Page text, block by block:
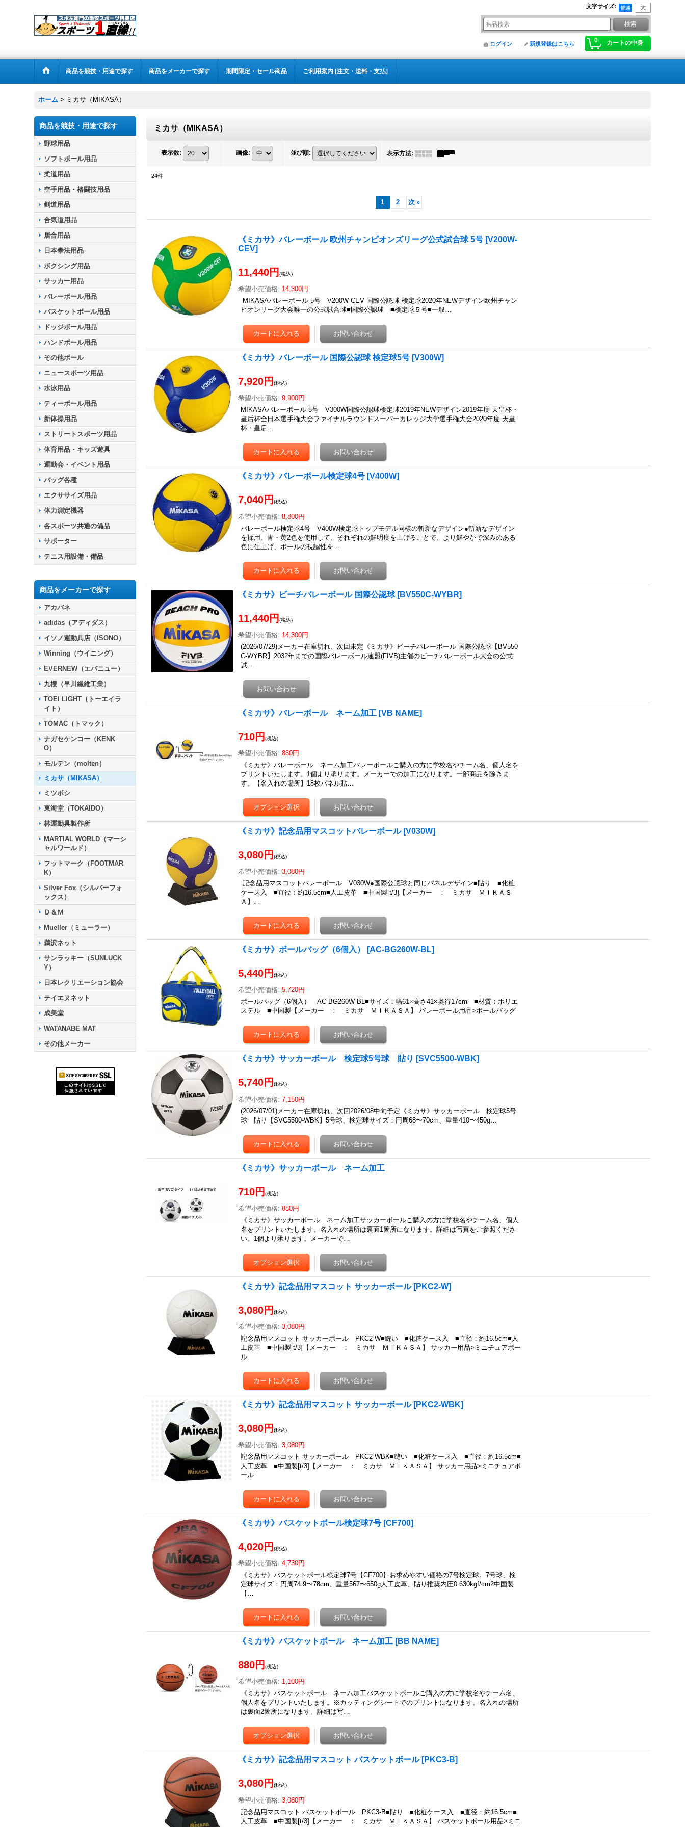
文字サイズ:
0 カートの中身
ログイン 新規登録はこちら
商品を競技・用途で探す 商品をメーカーで探す 期間限定・セール商品 ご利用案内 [注文・送料・支払]
ホーム > ミカサ（MIKASA）
商品を競技・用途で探す
野球用品
ソフトボール用品
柔道用品
空手用品・格闘技用品
剣道用品
合気道用品
居合用品
日本拳法用品
ボクシング用品
サッカー用品
バレーボール用品
バスケットボール用品
ドッジボール用品
ハンドボール用品
その他ボール
ニュースポーツ用品
水泳用品
ティーボール用品
新体操用品
ストリートスポーツ用品
体育用品・キッズ遊具
運動会・イベント用品
バッグ各種
エクササイズ用品
体力測定機器
各スポーツ共通の備品
サポーター
テニス用設備・備品
商品をメーカーで探す
アカバネ
adidas（アディダス）
イソノ運動具店（ISONO）
Winning（ウイニング）
EVERNEW（エバニュー）
九櫻（早川繊維工業）
TOEI LIGHT（トーエイラ
イト）
TOMAC（トマック）
ナガセケンコー（KENK
O）
モルテン（molten）
ミカサ（MIKASA）
ミツボシ
東海堂（TOKAIDO）
林運動具製作所
MARTIAL WORLD（マーシ
ャルワールド）
フットマーク（FOOTMAR
K）
Silver Fox（シルバーフォ
ックス）
Ｄ＆Ｍ
Mueller（ミューラー）
鵜沢ネット
サンラッキー（SUNLUCK
Y）
日本レクリエーション協会
テイエヌネット
成美堂
WATANABE MAT
その他メーカー
ミカサ（MIKASA）
表示数: 画像: 並び順: 表示方法:
24件
1 2 次 »
《ミカサ》バレーボール 欧州チャンピオンズリーグ公式試合球 5号 [V200W-
CEV]
11,440円(税込)
希望小売価格: 14,300円
MIKASAバレーボール 5号 V200W-CEV 国際公認球 検定球2020年NEWデザイン欧州チャン
ピオンリーグ大会唯一の公式試合球■国際公認球 ■検定球５号■一般…
《ミカサ》バレーボール 国際公認球 検定球5号 [V300W]
7,920円(税込)
希望小売価格: 9,900円
MIKASAバレーボール 5号 V300W国際公認球検定球2019年NEWデザイン2019年度 天皇杯・
皇后杯全日本選手権大会ファイナルラウンドスーパーカレッジ大学選手権大会2020年度 天皇
杯・皇后…
《ミカサ》バレーボール検定球4号 [V400W]
7,040円(税込)
希望小売価格: 8,800円
バレーボール検定球4号 V400W検定球トップモデル同様の斬新なデザイン●斬新なデザイン
を採用。青・黄2色を使用して、それぞれの鮮明度を上げることで、より鮮やかで深みのある
色に仕上げ、ボールの視認性を…
《ミカサ》ビーチバレーボール 国際公認球 [BV550C-WYBR]
11,440円(税込)
希望小売価格: 14,300円
(2026/07/29)メーカー在庫切れ、次回未定《ミカサ》ビーチバレーボール 国際公認球【BV550
C-WYBR】2032年までの国際バレーボール連盟(FIVB)主催のビーチバレーボール大会の公式
試…
《ミカサ》バレーボール ネーム加工 [VB NAME]
710円(税込)
希望小売価格: 880円
《ミカサ》バレーボール ネーム加工バレーボールご購入の方に学校名やチーム名、個人名を
プリントいたします。1個より承ります。メーカーでの加工になります。一部商品を除きま
す。【名入れの場所】18枚パネル貼…
《ミカサ》記念品用マスコットバレーボール [V030W]
3,080円(税込)
希望小売価格: 3,080円
記念品用マスコットバレーボール V030W●国際公認球と同じパネルデザイン■貼り ■化粧
ケース入 ■直径：約16.5cm■人工皮革 ■中国製[t/3]【メーカー ： ミカサ ＭＩＫＡＳ
Ａ】…
《ミカサ》ボールバッグ（6個入） [AC-BG260W-BL]
5,440円(税込)
希望小売価格: 5,720円
ボールバッグ（6個入） AC-BG260W-BL■サイズ：幅61×高さ41×奥行17cm ■材質：ポリエ
ステル ■中国製【メーカー ： ミカサ ＭＩＫＡＳＡ】 バレーボール用品>ボールバッグ
《ミカサ》サッカーボール 検定球5号球 貼り [SVC5500-WBK]
5,740円(税込)
希望小売価格: 7,150円
(2026/07/01)メーカー在庫切れ、次回2026/08中旬予定《ミカサ》サッカーボール 検定球5号
球 貼り【SVC5500-WBK】5号球、検定球サイズ：円周68〜70cm、重量410〜450g…
《ミカサ》サッカーボール ネーム加工
710円(税込)
希望小売価格: 880円
《ミカサ》サッカーボール ネーム加工サッカーボールご購入の方に学校名やチーム名、個人
名をプリントいたします。名入れの場所は裏面1箇所になります。詳細は写真をご参照くださ
い。1個より承ります。メーカーで…
《ミカサ》記念品用マスコット サッカーボール [PKC2-W]
3,080円(税込)
希望小売価格: 3,080円
記念品用マスコット サッカーボール PKC2-W■縫い ■化粧ケース入 ■直径：約16.5cm■人
工皮革 ■中国製[t/3]【メーカー ： ミカサ ＭＩＫＡＳＡ】 サッカー用品>ミニチュアボー
ル
《ミカサ》記念品用マスコット サッカーボール [PKC2-WBK]
3,080円(税込)
希望小売価格: 3,080円
記念品用マスコット サッカーボール PKC2-WBK■縫い ■化粧ケース入 ■直径：約16.5cm■
人工皮革 ■中国製[t/3]【メーカー ： ミカサ ＭＩＫＡＳＡ】 サッカー用品>ミニチュアボ
ール
《ミカサ》バスケットボール検定球7号 [CF700]
4,020円(税込)
希望小売価格: 4,730円
《ミカサ》バスケットボール検定球7号【CF700】お求めやすい価格の7号検定球。7号球、検
定球サイズ：円周74.9〜78cm、重量567〜650g人工皮革、貼り推奨内圧0.630kgf/cm2中国製
【…
《ミカサ》バスケットボール ネーム加工 [BB NAME]
880円(税込)
希望小売価格: 1,100円
《ミカサ》バスケットボール ネーム加工バスケットボールご購入の方に学校名やチーム名、
個人名をプリントいたします。※カッティングシートでのプリントになります。名入れの場所
は裏面2箇所になります。詳細は写…
《ミカサ》記念品用マスコット バスケットボール [PKC3-B]
3,080円(税込)
希望小売価格: 3,080円
記念品用マスコット バスケットボール PKC3-B■貼り ■化粧ケース入 ■直径：約16.5cm■
人工皮革 ■中国製[t/3]【メーカー ： ミカサ ＭＩＫＡＳＡ】 バスケットボール用品>ミニ